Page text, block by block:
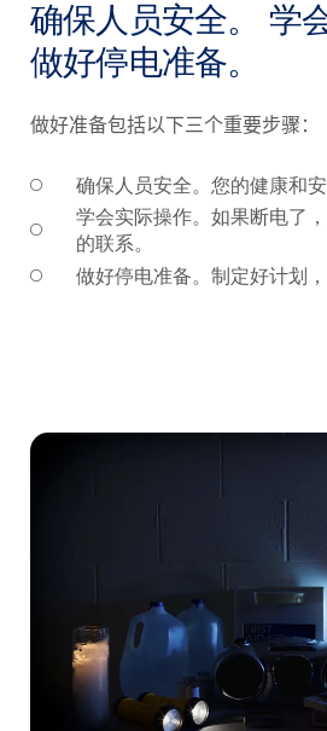
确保人员安全。 学
做好停电准备。
做好准备包括以下三个重要步骤：
确保人员安全。您的健康和
学会实际操作。如果断电了
的联系。
做好停电准备。制定好计划，